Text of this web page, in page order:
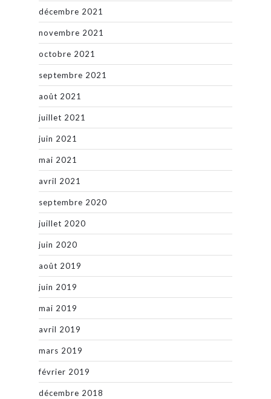
décembre 2021
novembre 2021
octobre 2021
septembre 2021
août 2021
juillet 2021
juin 2021
mai 2021
avril 2021
septembre 2020
juillet 2020
juin 2020
août 2019
juin 2019
mai 2019
avril 2019
mars 2019
février 2019
décembre 2018